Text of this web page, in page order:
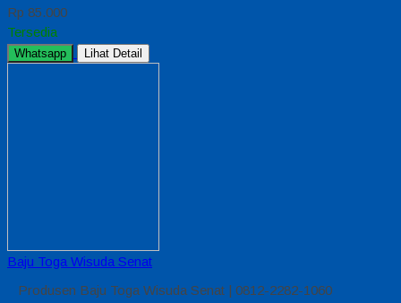
Rp 85.000
Tersedia
Whatsapp Lihat Detail
Baju Toga Wisuda Senat
Produsen Baju Toga Wisuda Senat | 0812-2282-1060